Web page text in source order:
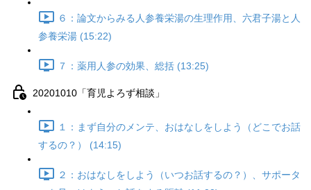
６：論文からみる人参養栄湯の生理作用、六君子湯と人
参養栄湯 (15:22)
７：薬用人参の効果、総括 (13:25)
20201010「育児よろず相談」
１：まず自分のメンテ、おはなしをしよう（どこでお話
するの？） (14:15)
２：おはなしをしよう（いつお話するの？）、サポータ